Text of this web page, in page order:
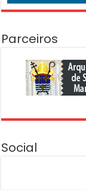
Parceiros
Social